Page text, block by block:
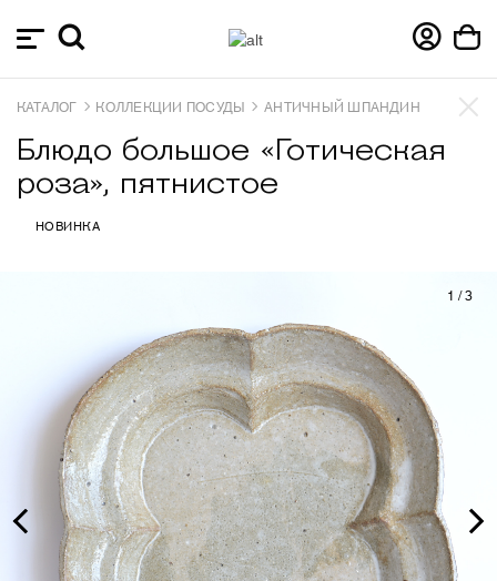
КАТАЛОГ КОЛЛЕКЦИИ ПОСУДЫ АНТИЧНЫЙ ШПАНДИН
Блюдо большое «Готическая
роза», пятнистое
НОВИНКА
1 /3